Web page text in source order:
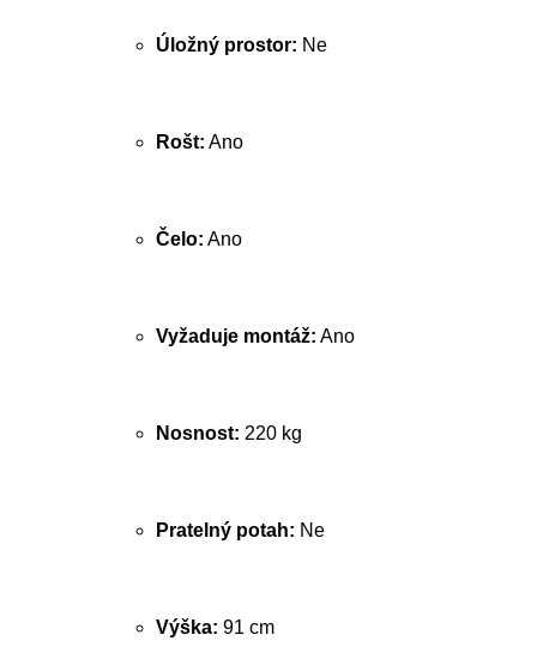
Úložný prostor: Ne
Rošt: Ano
Čelo: Ano
Vyžaduje montáž: Ano
Nosnost: 220 kg
Pratelný potah: Ne
Výška: 91 cm